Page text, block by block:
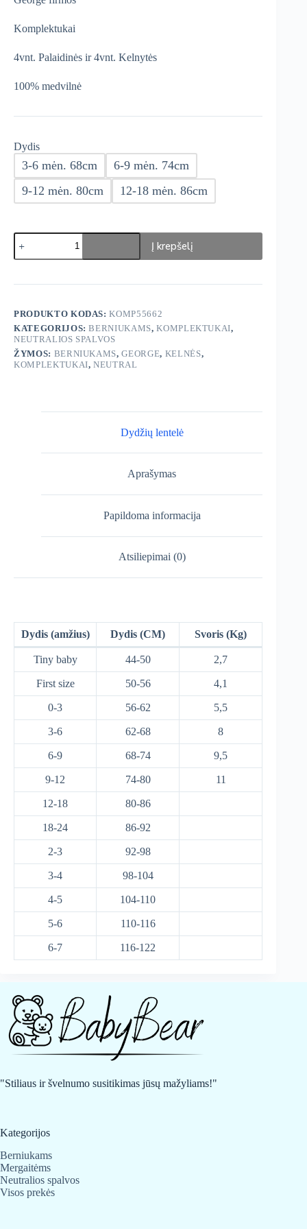
€36,00.
€30,60.
Komplektukai
4vnt. Palaidinės ir 4vnt. Kelnytės
100% medvilnė
Dydis
3-6 mėn. 68cm
6-9 mėn. 74cm
9-12 mėn. 80cm
12-18 mėn. 86cm
produkto
kiekis:
George
Į krepšelį
PRODUKTO KODAS:KOMP55662
KATEGORIJOS:BERNIUKAMS,KOMPLEKTUKAI,
NEUTRALIOS SPALVOS
ŽYMOS: BERNIUKAMS,GEORGE, KELNĖS,
KOMPLEKTUKAI,NEUTRAL
Dydžių lentelė
Aprašymas
Papildoma informacija
Atsiliepimai (0)
Dydis (amžius) Dydis (CM) Svoris (Kg)
Tiny baby 44-50 2,7
First size 50-56 4,1
0-3 56-62 5,5
3-6 62-68 8
6-9 68-74 9,5
9-12 74-80 11
12-18 80-86
18-24 86-92
2-3 92-98
3-4 98-104
4-5 104-110
5-6 110-116
6-7 116-122
"Stiliaus ir švelnumo susitikimas jūsų mažyliams!"
Kategorijos
Berniukams
Mergaitėms
Neutralios spalvos
Visos prekės